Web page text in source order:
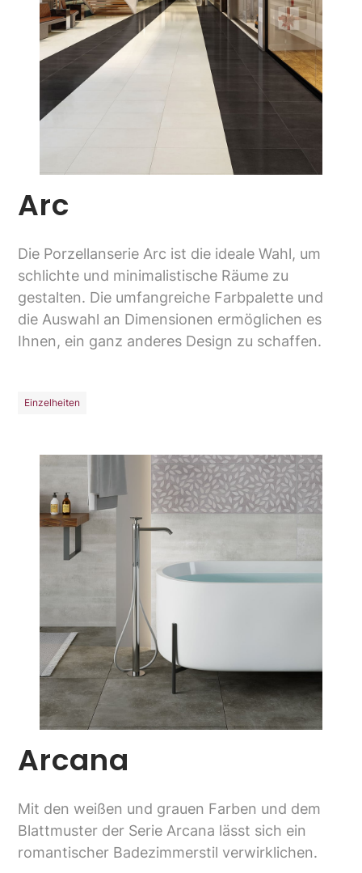
Arc
Die Porzellanserie Arc ist die ideale Wahl, um
schlichte und minimalistische Räume zu
gestalten. Die umfangreiche Farbpalette und
die Auswahl an Dimensionen ermöglichen es
Ihnen, ein ganz anderes Design zu schaffen.
Einzelheiten
Arcana
Mit den weißen und grauen Farben und dem
Blattmuster der Serie Arcana lässt sich ein
romantischer Badezimmerstil verwirklichen.